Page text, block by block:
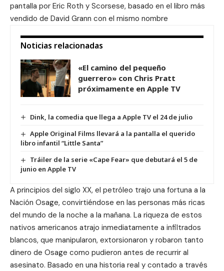
pantalla por Eric Roth y Scorsese, basado en el libro más
vendido de David Grann con el mismo nombre
Noticias relacionadas
«El camino del pequeño
guerrero» con Chris Pratt
próximamente en Apple TV
Dink, la comedia que llega a Apple TV el 24 de julio
Apple Original Films llevará a la pantalla el querido
libro infantil “Little Santa”
Tráiler de la serie «Cape Fear» que debutará el 5 de
junio en Apple TV
A principios del siglo XX, el petróleo trajo una fortuna a la
Nación Osage, convirtiéndose en las personas más ricas
del mundo de la noche a la mañana. La riqueza de estos
nativos americanos atrajo inmediatamente a infiltrados
blancos, que manipularon, extorsionaron y robaron tanto
dinero de Osage como pudieron antes de recurrir al
asesinato. Basado en una historia real y contado a través